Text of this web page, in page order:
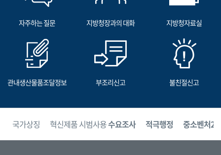
자주하는 질문 지방청장과의 대화 지방청자료실
관내생산물품조달정보 부조리신고 불친절신고
국가상징 혁신제품 시범사용수요조사 적극행정 중소벤처24